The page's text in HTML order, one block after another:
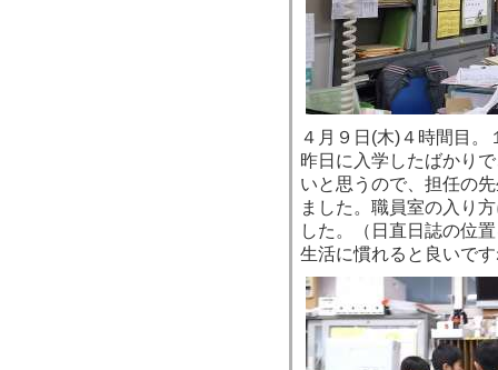
４月９日(木)４時間目
昨日に入学したばかり
いと思うので、担任の
ました。職員室の入り
した。（日直日誌の位
生活に慣れると良いで